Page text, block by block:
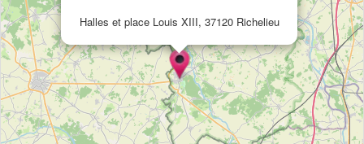
Halles et place Louis XIII, 37120 Richelieu